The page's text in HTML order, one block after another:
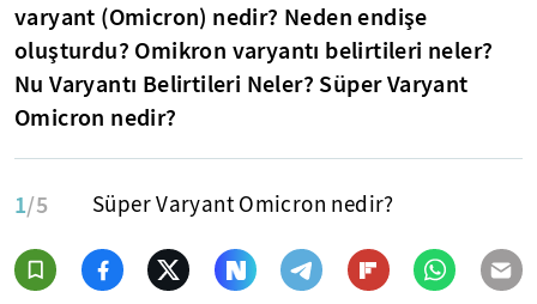
varyant (Omicron) nedir? Neden endişe
oluşturdu? Omikron varyantı belirtileri neler?
Nu Varyantı Belirtileri Neler? Süper Varyant
Omicron nedir?
1/5 Süper Varyant Omicron nedir?